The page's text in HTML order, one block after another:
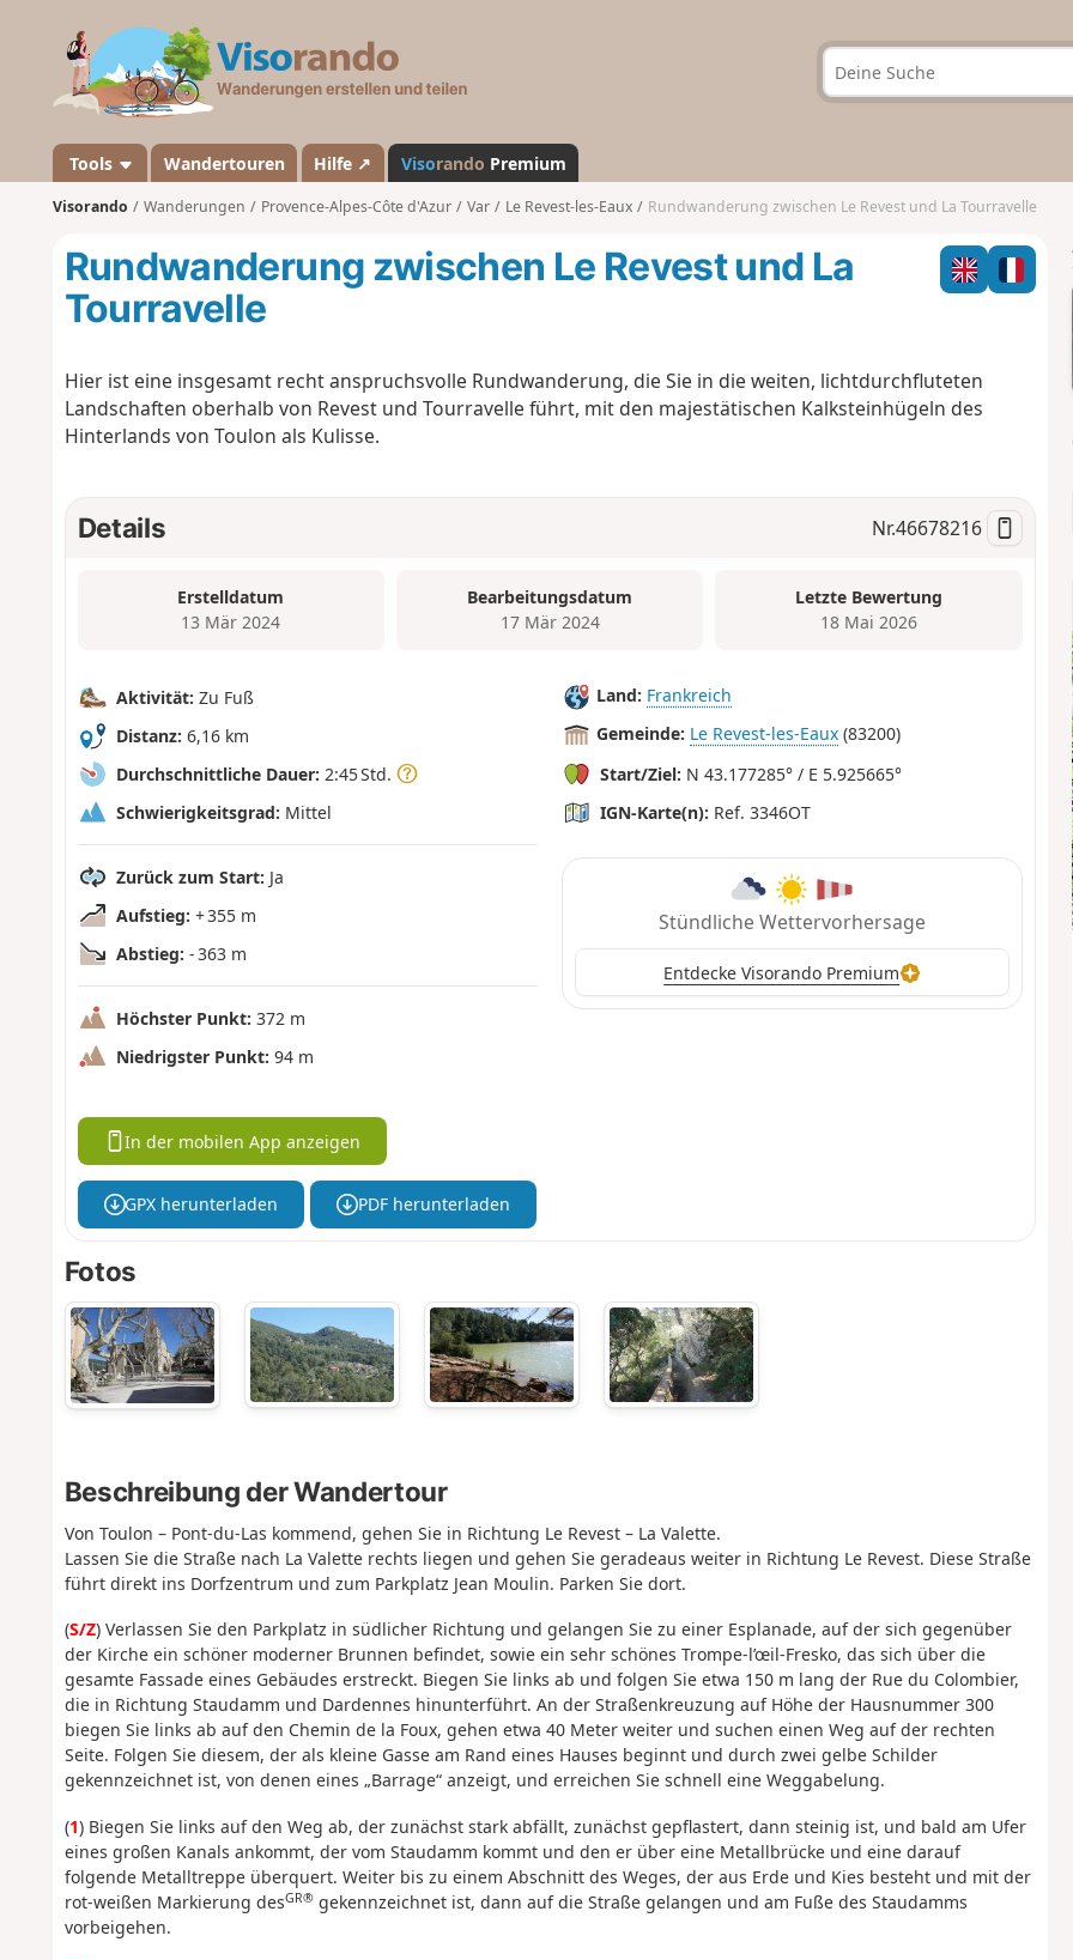
a
n
d
Tools Wandertouren Hilfe ↗ Visorando Premium
Visorando Wanderungen Provence-Alpes-Côte d'Azur Var Le Revest-les-Eaux Rundwanderung zwischen Le Revest und La Tourravelle
Rundwanderung zwischen Le Revest und La
Tourravelle
Hier ist eine insgesamt recht anspruchsvolle Rundwanderung, die Sie in die weiten, lichtdurchfluteten
Landschaften oberhalb von Revest und Tourravelle führt, mit den majestätischen Kalksteinhügeln des
Hinterlands von Toulon als Kulisse.
Details Nr.46678216
Erstelldatum
13 Mär 2024
Bearbeitungsdatum
17 Mär 2024
Letzte Bewertung
18 Mai 2026
Aktivität: Zu Fuß
Distanz: 6,16 km
Durchschnittliche Dauer: 2:45 Std.
Schwierigkeitsgrad: Mittel
Zurück zum Start: Ja
Aufstieg: + 355 m
Abstieg: - 363 m
Höchster Punkt: 372 m
Niedrigster Punkt: 94 m
Land: Frankreich
Gemeinde: Le Revest-les-Eaux (83200)
Start/Ziel: N 43.177285° / E 5.925665°
IGN-Karte(n): Ref. 3346OT
Stündliche Wettervorhersage
Entdecke Visorando Premium
In der mobilen App anzeigen
GPX herunterladen PDF herunterladen
Fotos
Beschreibung der Wandertour
Von Toulon – Pont-du-Las kommend, gehen Sie in Richtung Le Revest – La Valette.
Lassen Sie die Straße nach La Valette rechts liegen und gehen Sie geradeaus weiter in Richtung Le Revest. Diese Straße
führt direkt ins Dorfzentrum und zum Parkplatz Jean Moulin. Parken Sie dort.
(S/Z) Verlassen Sie den Parkplatz in südlicher Richtung und gelangen Sie zu einer Esplanade, auf der sich gegenüber
der Kirche ein schöner moderner Brunnen befindet, sowie ein sehr schönes Trompe-l’œil-Fresko, das sich über die
gesamte Fassade eines Gebäudes erstreckt. Biegen Sie links ab und folgen Sie etwa 150 m lang der Rue du Colombier,
die in Richtung Staudamm und Dardennes hinunterführt. An der Straßenkreuzung auf Höhe der Hausnummer 300
biegen Sie links ab auf den Chemin de la Foux, gehen etwa 40 Meter weiter und suchen einen Weg auf der rechten
Seite. Folgen Sie diesem, der als kleine Gasse am Rand eines Hauses beginnt und durch zwei gelbe Schilder
gekennzeichnet ist, von denen eines „Barrage“ anzeigt, und erreichen Sie schnell eine Weggabelung.
(1) Biegen Sie links auf den Weg ab, der zunächst stark abfällt, zunächst gepflastert, dann steinig ist, und bald am Ufer
eines großen Kanals ankommt, der vom Staudamm kommt und den er über eine Metallbrücke und eine darauf
folgende Metalltreppe überquert. Weiter bis zu einem Abschnitt des Weges, der aus Erde und Kies besteht und mit der
rot-weißen Markierung desGR®gekennzeichnet ist, dann auf die Straße gelangen und am Fuße des Staudamms
vorbeigehen.